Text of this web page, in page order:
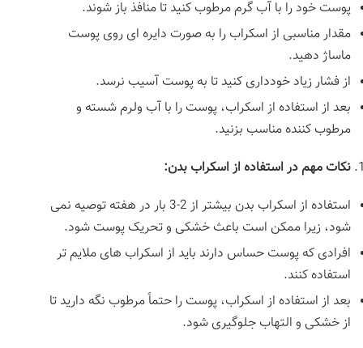
پوست خود را با آب گرم مرطوب کنید تا منافذ باز شوند.
مقدار مناسبی از اسکراب را به صورت دایره ای روی پوست
ماساژ دهید.
از فشار زیاد خودداری کنید تا به پوست آسیب نرسد.
بعد از استفاده از اسکراب، پوست را با آب ولرم شسته و
مرطوب کننده مناسب بزنید.
نکات مهم در استفاده از اسکراب بدن:
استفاده از اسکراب بدن بیشتر از 2-3 بار در هفته توصیه نمی
شود، زیرا ممکن است باعث خشکی و تحریک پوست شود.
افرادی که پوست حساس دارند باید از اسکراب های ملایم تر
استفاده کنند.
بعد از استفاده از اسکراب، پوست را حتماً مرطوب نگه دارید تا
از خشکی و التهاب جلوگیری شود.